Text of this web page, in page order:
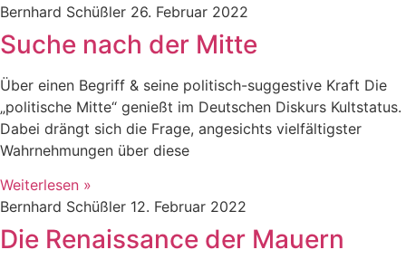
Bernhard Schüßler 26. Februar 2022
Suche nach der Mitte
Über einen Begriff & seine politisch-suggestive Kraft Die
„politische Mitte“ genießt im Deutschen Diskurs Kultstatus.
Dabei drängt sich die Frage, angesichts vielfältigster
Wahrnehmungen über diese
Weiterlesen »
Bernhard Schüßler 12. Februar 2022
Die Renaissance der Mauern